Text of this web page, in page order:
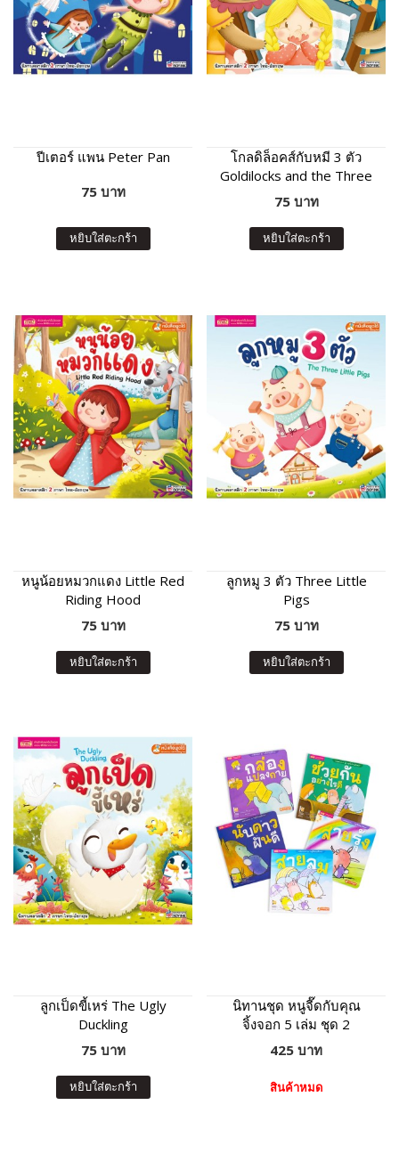
ปีเตอร์ แพน Peter Pan
75 บาท
หยิบใส่ตะกร้า
โกลดิล็อคส์กับหมี 3 ตัว
Goldilocks and the Three
Bears
75 บาท
หยิบใส่ตะกร้า
หนูน้อยหมวกแดง Little Red
Riding Hood
75 บาท
หยิบใส่ตะกร้า
ลูกหมู 3 ตัว Three Little
Pigs
75 บาท
หยิบใส่ตะกร้า
ลูกเป็ดขี้เหร่ The Ugly
Duckling
75 บาท
หยิบใส่ตะกร้า
นิทานชุด หนูจี๊ดกับคุณ
จิ้งจอก 5 เล่ม ชุด 2
425 บาท
สินค้าหมด